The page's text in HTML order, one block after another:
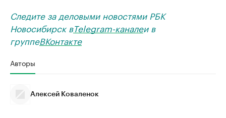
Следите за деловыми новостями РБК
Новосибирск вTelegram-каналеи в
группеВКонтакте
Авторы
Алексей Коваленок